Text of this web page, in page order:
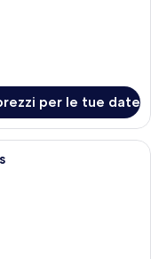
per le tue date
d'albergo con un letto,